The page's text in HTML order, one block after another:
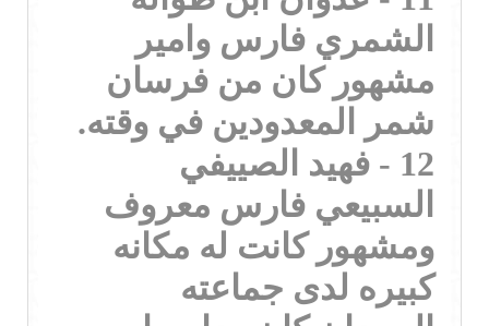
الشمري فارس وامير
مشهور كان من فرسان
شمر المعدودين في وقته.
12 - فهيد الصييفي
السبيعي فارس معروف
ومشهور كانت له مكانه
كبيره لدى جماعته